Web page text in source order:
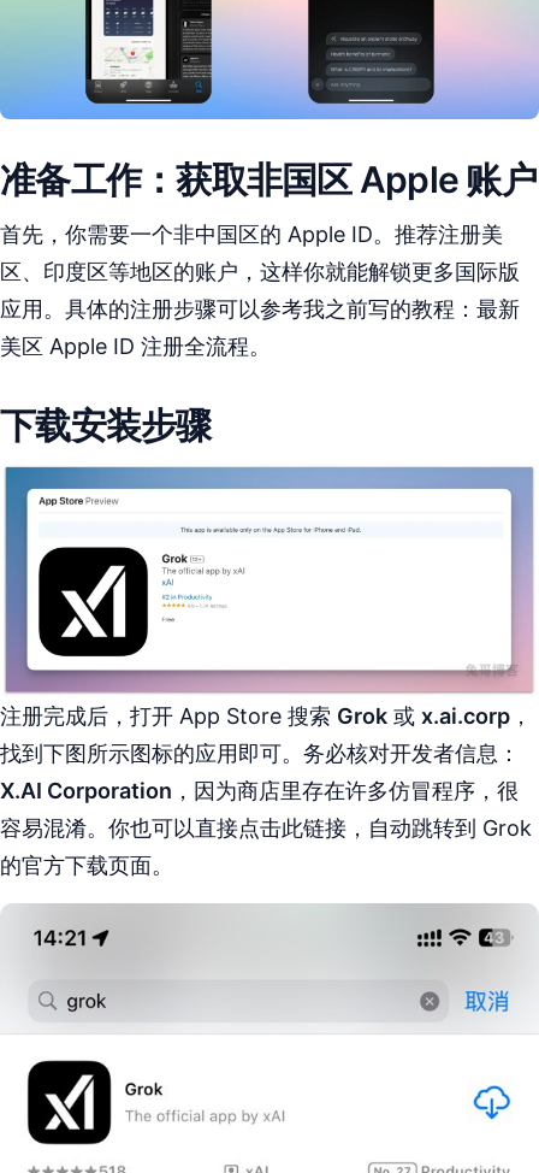
准备工作：获取非国区 Apple 账户
首先，你需要一个非中国区的 Apple ID。推荐注册美
区、印度区等地区的账户，这样你就能解锁更多国际版
应用。具体的注册步骤可以参考我之前写的教程：最新
美区 Apple ID 注册全流程。
下载安装步骤
注册完成后，打开 App Store 搜索 Grok 或 x.ai.corp ，
找到下图所示图标的应用即可。务必核对开发者信息：
X.AI Corporation ，因为商店里存在许多仿冒程序，很
容易混淆。你也可以直接点击此链接，自动跳转到 Grok
的官方下载页面。